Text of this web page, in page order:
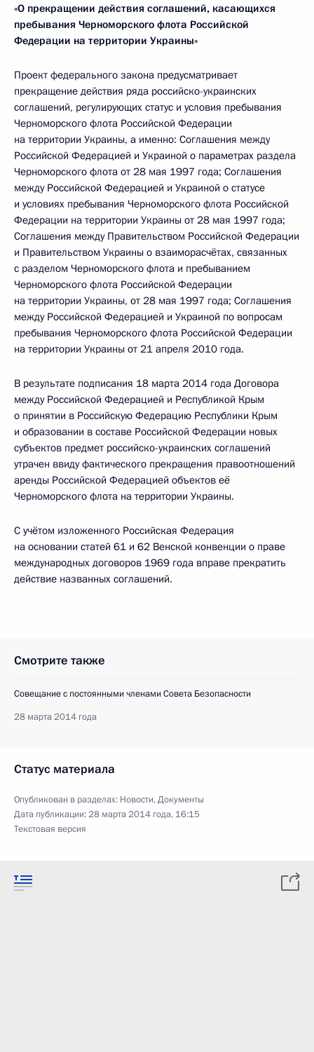
«О прекращении действия соглашений, касающихся
пребывания Черноморского флота Российской
Федерации на территории Украины»
Проект федерального закона предусматривает
прекращение действия ряда российско-украинских
соглашений, регулирующих статус и условия пребывания
Черноморского флота Российской Федерации
на территории Украины, а именно: Соглашения между
Российской Федерацией и Украиной о параметрах раздела
Черноморского флота от 28 мая 1997 года; Соглашения
между Российской Федерацией и Украиной о статусе
и условиях пребывания Черноморского флота Российской
Федерации на территории Украины от 28 мая 1997 года;
Соглашения между Правительством Российской Федерации
и Правительством Украины о взаиморасчётах, связанных
с разделом Черноморского флота и пребыванием
Черноморского флота Российской Федерации
на территории Украины, от 28 мая 1997 года; Соглашения
между Российской Федерацией и Украиной по вопросам
пребывания Черноморского флота Российской Федерации
на территории Украины от 21 апреля 2010 года.
В результате подписания 18 марта 2014 года Договора
между Российской Федерацией и Республикой Крым
о принятии в Российскую Федерацию Республики Крым
и образовании в составе Российской Федерации новых
субъектов предмет российско-украинских соглашений
утрачен ввиду фактического прекращения правоотношений
аренды Российской Федерацией объектов её
Черноморского флота на территории Украины.
С учётом изложенного Российская Федерация
на основании статей 61 и 62 Венской конвенции о праве
международных договоров 1969 года вправе прекратить
действие названных соглашений.
Смотрите также
Совещание с постоянными членами Совета Безопасности
28 марта 2014 года
Статус материала
Опубликован в разделах: Новости,Документы
Дата публикации:28 марта 2014 года, 16:15
Текстовая версия